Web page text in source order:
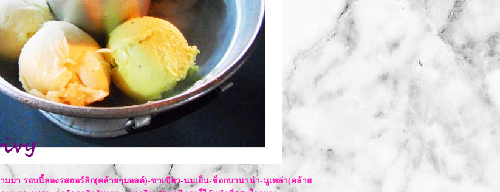
มมา รอบนี้ลองรสฮอร์ลิก(คล้ายๆมอลต์)-ชาเขียว-นมเย็น-ช็อกบานาน่า-นูเทล่า(คล้า